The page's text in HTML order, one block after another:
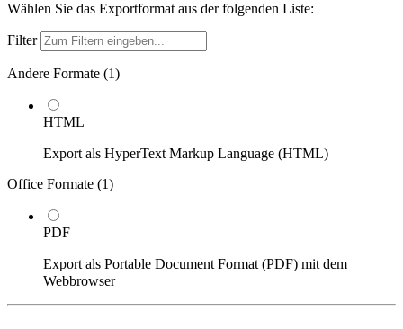
Wählen Sie das Exportformat aus der folgenden Liste:
Filter
Andere Formate (1)
HTML
Export als HyperText Markup Language (HTML)
Office Formate (1)
PDF
Export als Portable Document Format (PDF) mit dem
Webbrowser